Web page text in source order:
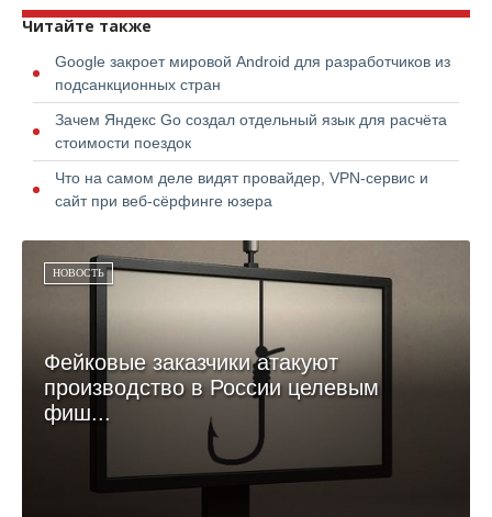
Читайте также
Google закроет мировой Android для разработчиков из
подсанкционных стран
Зачем Яндекс Go создал отдельный язык для расчёта
стоимости поездок
Что на самом деле видят провайдер, VPN-сервис и
сайт при веб-сёрфинге юзера
НОВОСТЬ
Фейковые заказчики атакуют
производство в России целевым
фиш...